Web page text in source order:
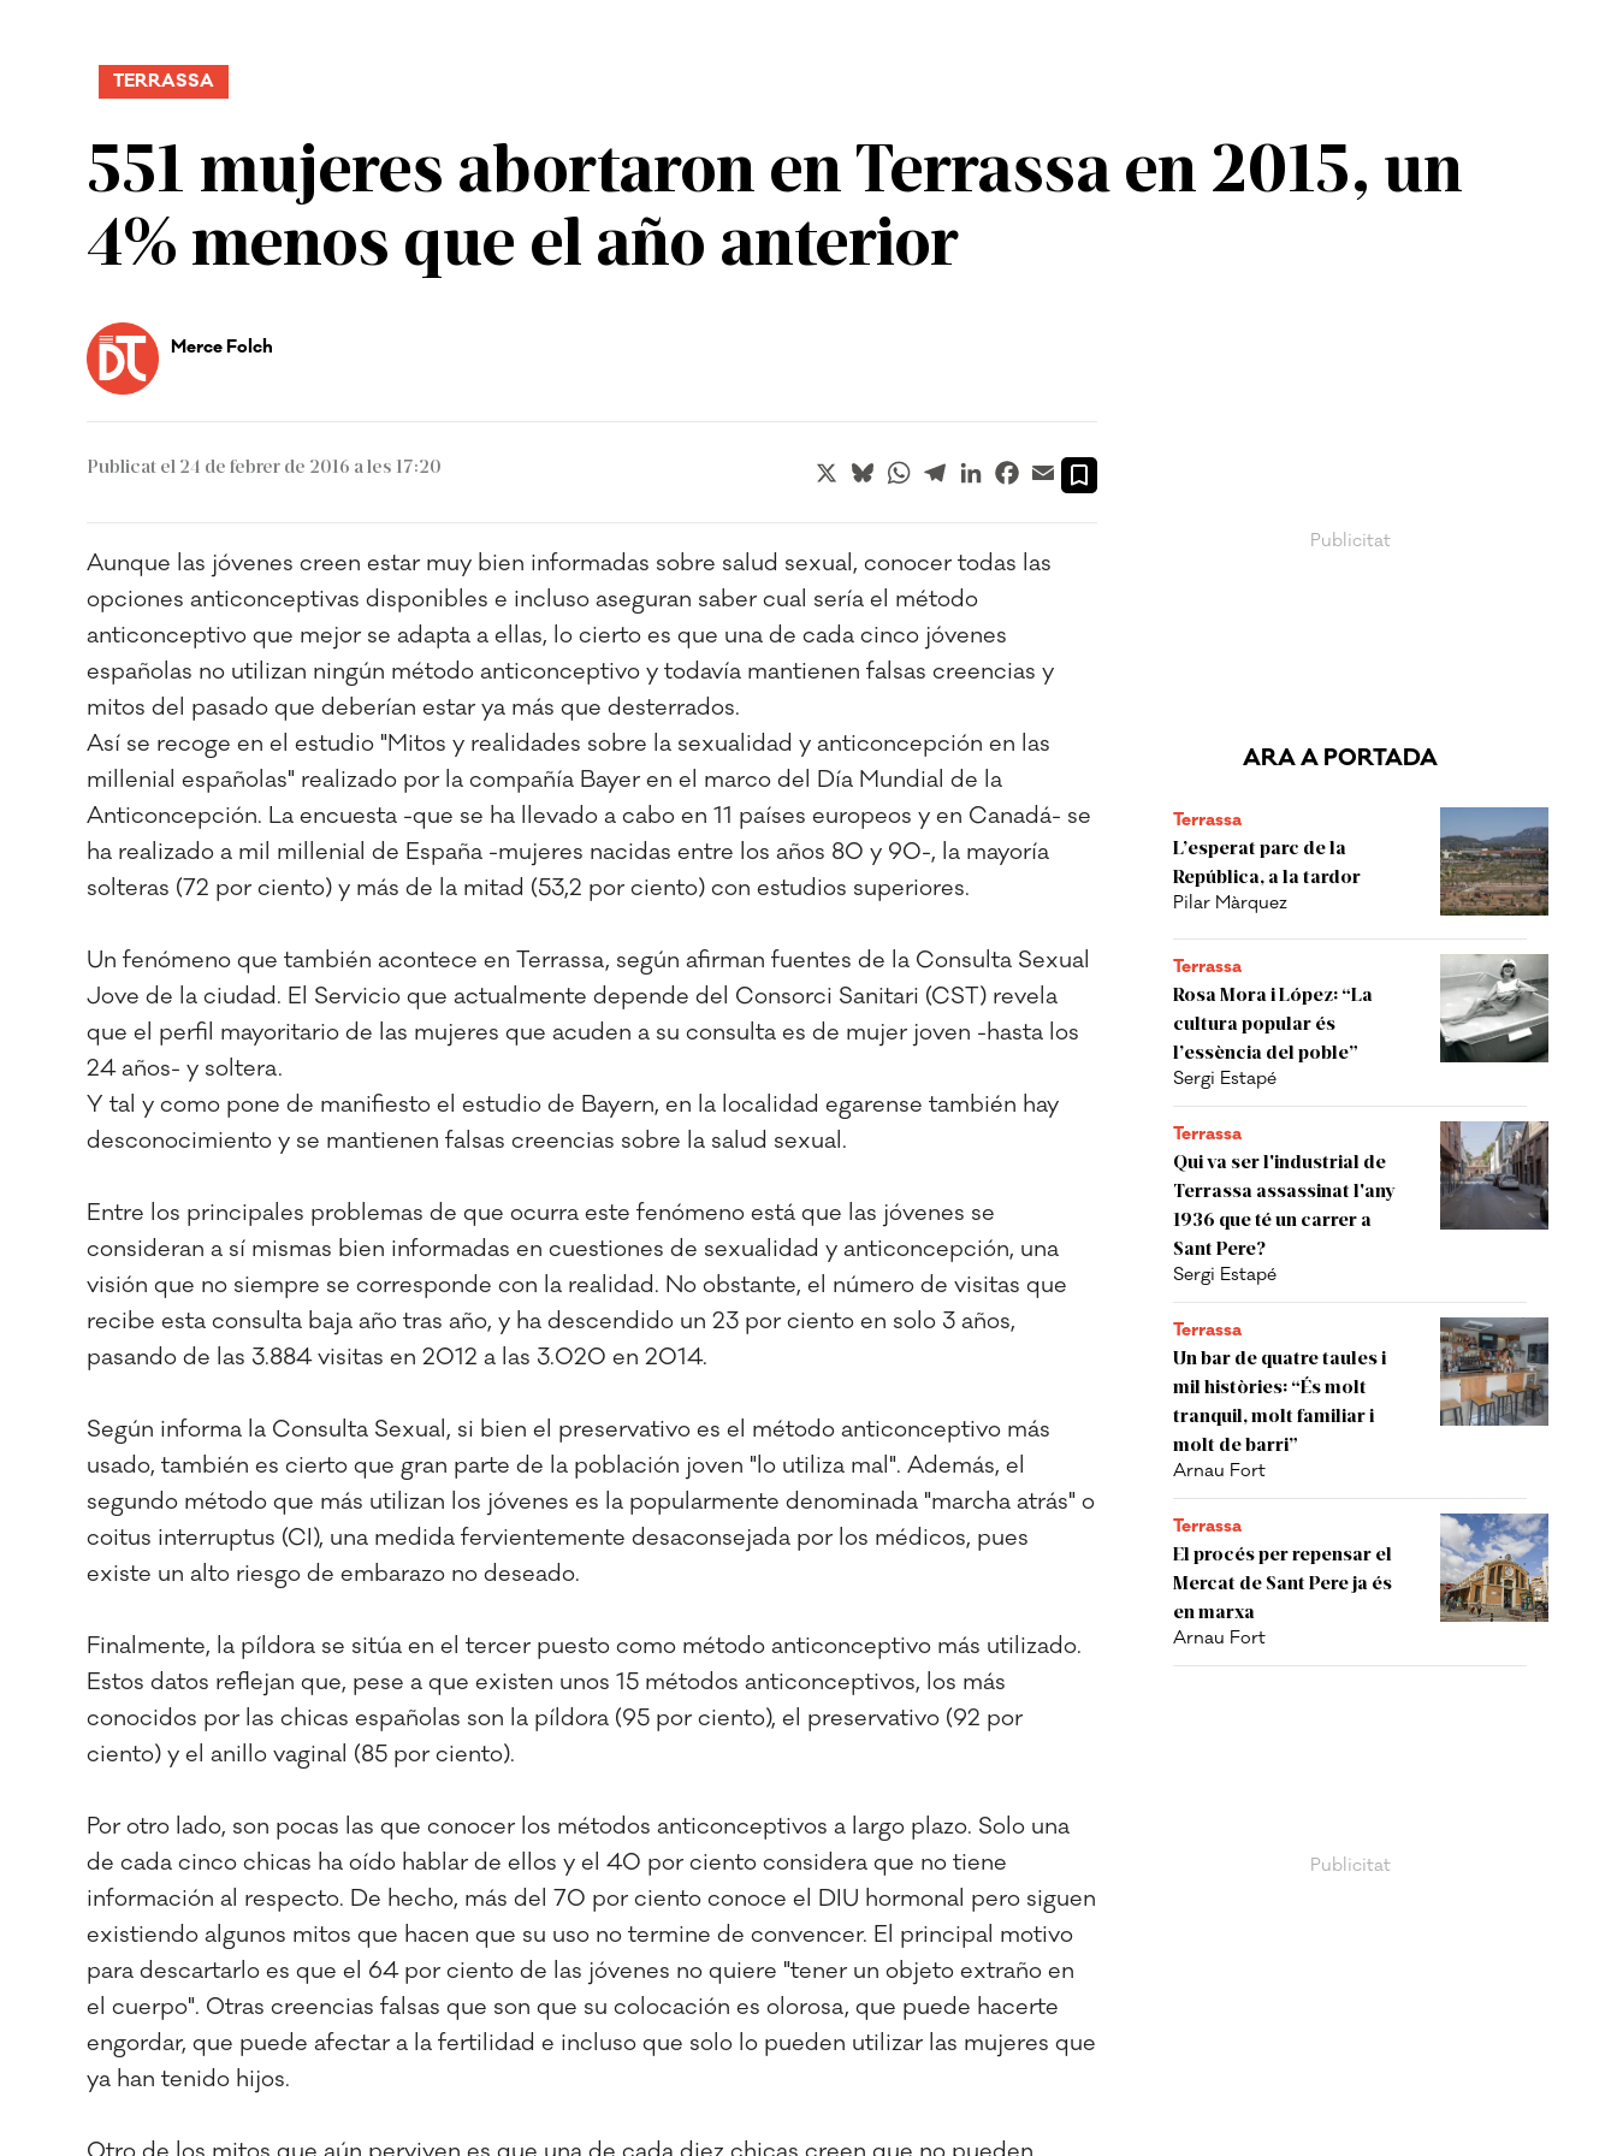
551 mujeres abortaron en Terrassa en 2015, un
4% menos que el año anterior
TERRASSA
ARA A PORTADA
Terrassa
L’esperat parc de la
República, a la tardor
Pilar Màrquez
Terrassa
Rosa Mora i López: “La
cultura popular és
l’essència del poble”
Sergi Estapé
Terrassa
Qui va ser l'industrial de
Terrassa assassinat l'any
1936 que té un carrer a
Sant Pere?
Sergi Estapé
Terrassa
Un bar de quatre taules i
mil històries: “És molt
tranquil, molt familiar i
molt de barri”
Arnau Fort
Terrassa
El procés per repensar el
Mercat de Sant Pere ja és
en marxa
Arnau Fort
Merce Folch
Publicat el 24 de febrer de 2016 a les 17:20 X BlueskyWhatsApp
TelegramLinkedInFacebook
Email
Aunque las jóvenes creen estar muy bien informadas sobre salud sexual, conocer todas las
opciones anticonceptivas disponibles e incluso aseguran saber cual sería el método
anticonceptivo que mejor se adapta a ellas, lo cierto es que una de cada cinco jóvenes
españolas no utilizan ningún método anticonceptivo y todavía mantienen falsas creencias y
mitos del pasado que deberían estar ya más que desterrados.
Así se recoge en el estudio "Mitos y realidades sobre la sexualidad y anticoncepción en las
millenial españolas" realizado por la compañía Bayer en el marco del Día Mundial de la
Anticoncepción. La encuesta -que se ha llevado a cabo en 11 países europeos y en Canadá- se
ha realizado a mil millenial de España -mujeres nacidas entre los años 80 y 90-, la mayoría
solteras (72 por ciento) y más de la mitad (53,2 por ciento) con estudios superiores.
Un fenómeno que también acontece en Terrassa, según afirman fuentes de la Consulta Sexual
Jove de la ciudad. El Servicio que actualmente depende del Consorci Sanitari (CST) revela
que el perfil mayoritario de las mujeres que acuden a su consulta es de mujer joven -hasta los
24 años- y soltera.
Y tal y como pone de manifiesto el estudio de Bayern, en la localidad egarense también hay
desconocimiento y se mantienen falsas creencias sobre la salud sexual.
Entre los principales problemas de que ocurra este fenómeno está que las jóvenes se
consideran a sí mismas bien informadas en cuestiones de sexualidad y anticoncepción, una
visión que no siempre se corresponde con la realidad. No obstante, el número de visitas que
recibe esta consulta baja año tras año, y ha descendido un 23 por ciento en solo 3 años,
pasando de las 3.884 visitas en 2012 a las 3.020 en 2014.
Según informa la Consulta Sexual, si bien el preservativo es el método anticonceptivo más
usado, también es cierto que gran parte de la población joven "lo utiliza mal". Además, el
segundo método que más utilizan los jóvenes es la popularmente denominada "marcha atrás" o
coitus interruptus (CI), una medida fervientemente desaconsejada por los médicos, pues
existe un alto riesgo de embarazo no deseado.
Finalmente, la píldora se sitúa en el tercer puesto como método anticonceptivo más utilizado.
Estos datos reflejan que, pese a que existen unos 15 métodos anticonceptivos, los más
conocidos por las chicas españolas son la píldora (95 por ciento), el preservativo (92 por
ciento) y el anillo vaginal (85 por ciento).
Por otro lado, son pocas las que conocer los métodos anticonceptivos a largo plazo. Solo una
de cada cinco chicas ha oído hablar de ellos y el 40 por ciento considera que no tiene
información al respecto. De hecho, más del 70 por ciento conoce el DIU hormonal pero siguen
existiendo algunos mitos que hacen que su uso no termine de convencer. El principal motivo
para descartarlo es que el 64 por ciento de las jóvenes no quiere "tener un objeto extraño en
el cuerpo". Otras creencias falsas que son que su colocación es olorosa, que puede hacerte
engordar, que puede afectar a la fertilidad e incluso que solo lo pueden utilizar las mujeres que
ya han tenido hijos.